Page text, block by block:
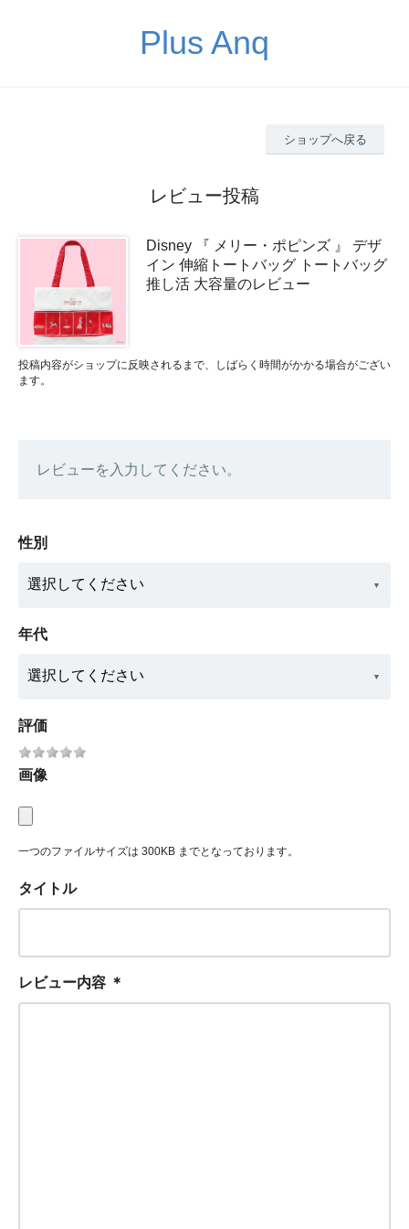
Plus Anq
ショップへ戻る
レビュー投稿
Disney 『 メリー・ポピンズ 』 デザ
イン 伸縮トートバッグ トートバッグ
推し活 大容量のレビュー
投稿内容がショップに反映されるまで、しばらく時間がかかる場合がござい
ます。
レビューを入力してください。
性別
年代
評価
画像
一つのファイルサイズは 300KB までとなっております。
タイトル
レビュー内容 ＊